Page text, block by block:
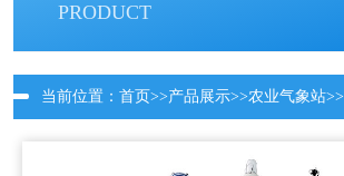
PRODUCT
当前位置： 首页>>产品展示>>农业气象站>>